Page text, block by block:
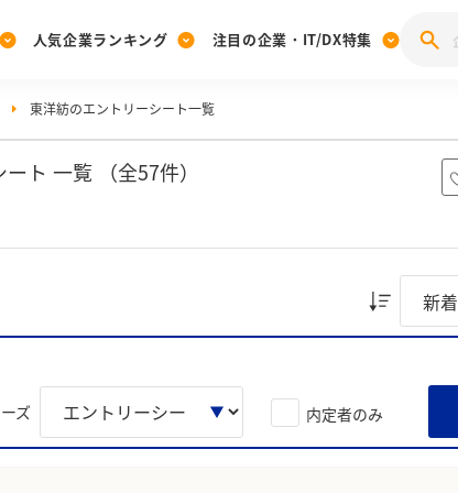
[27卒] 本選考体験記投稿キャンペーン
人気企業ランキング
を見る
注目の企業・IT/DX特集
特集
東洋紡のエントリーシート一覧
ト 一覧 （全57件）
ズ 内定者のみ